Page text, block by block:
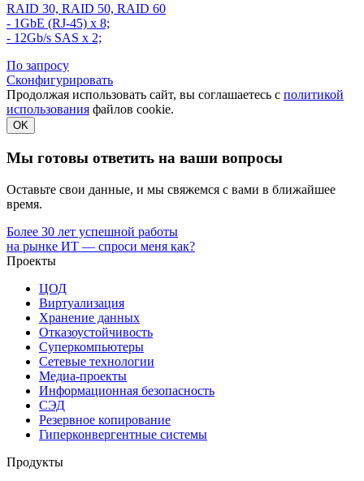
RAID 30, RAID 50, RAID 60
- 1GbE (RJ-45) x 8;
- 12Gb/s SAS x 2;
По запросу
Сконфигурировать
Продолжая использовать сайт, вы соглашаетесь с политикой
использования файлов cookie.
OK
Мы готовы ответить на ваши вопросы
Оставьте свои данные, и мы свяжемся с вами в ближайшее
время.
Более 30 лет успешной работы
на рынке ИТ — спроси меня как?
Проекты
ЦОД
Виртуализация
Хранение данных
Отказоустойчивость
Суперкомпьютеры
Сетевые технологии
Медиа-проекты
Информационная безопасность
СЭД
Резервное копирование
Гиперконвергентные системы
Продукты